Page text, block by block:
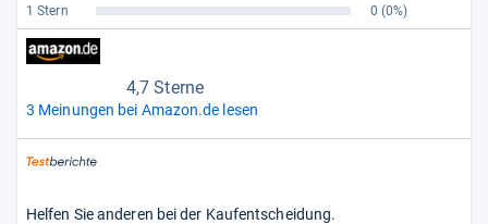
1 Stern
0 (0%)
4,7 Sterne
3 Meinungen bei Amazon.de lesen
Helfen Sie anderen bei der Kaufentscheidung.